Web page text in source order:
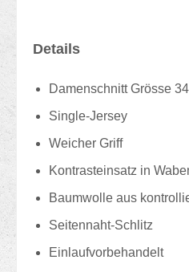
Details
Damenschnitt Grösse
Single-Jersey
Weicher Griff
Kontrasteinsatz in
Baumwolle aus
Seitennaht-Schlitz
Einlaufvorbehandelt